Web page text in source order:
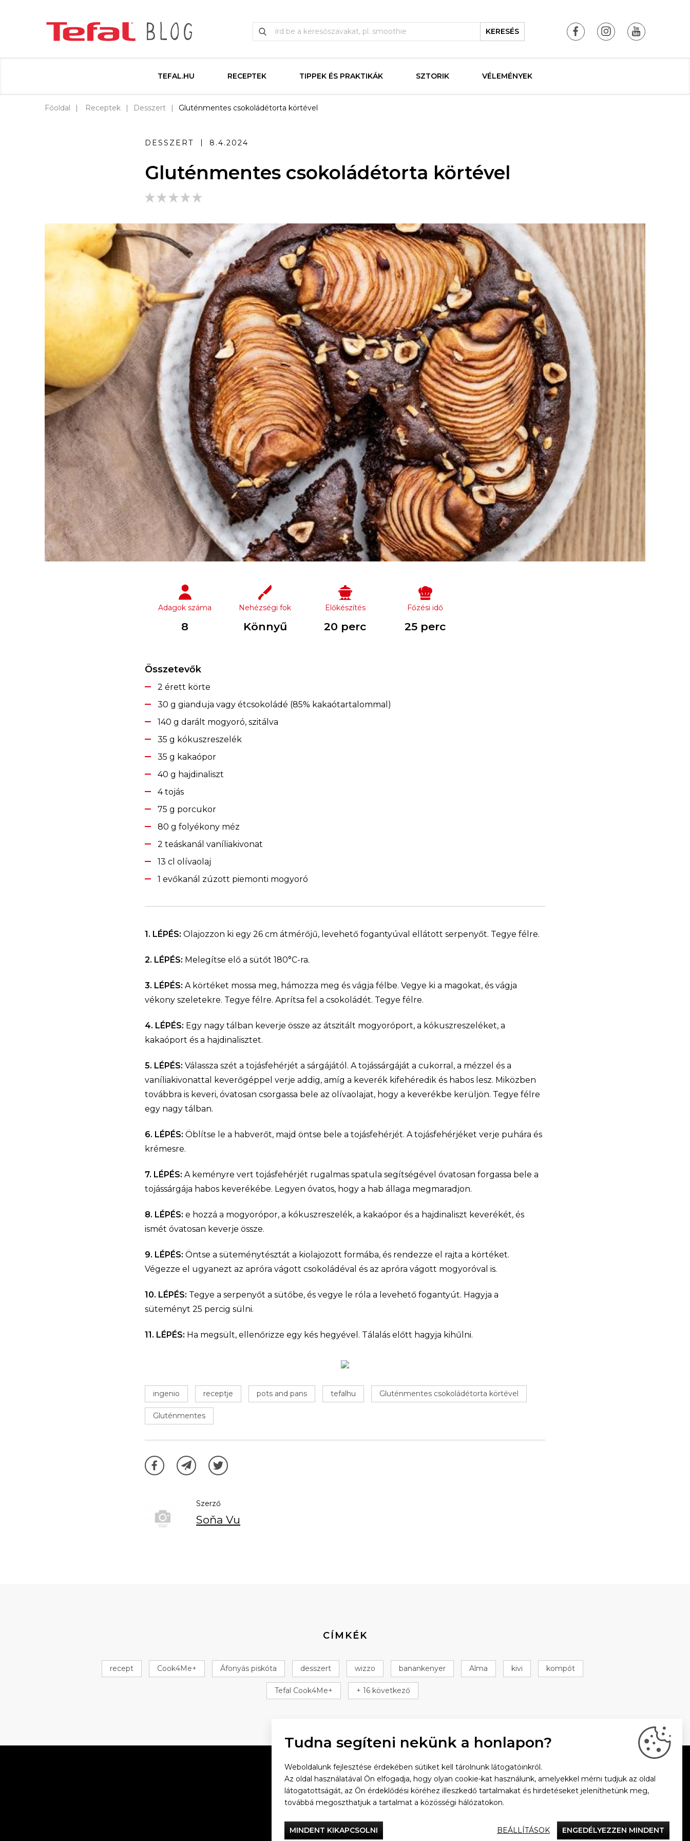
KERESÉS
TEFAL.HU RECEPTEK TIPPEK ÉS PRAKTIKÁK SZTORIK VÉLEMÉNYEK
Főoldal Receptek Desszert Gluténmentes csokoládétorta körtével
DESSZERT 8.4.2024
Gluténmentes csokoládétorta körtével
Adagok száma
8
Nehézségi fok
Könnyű
Előkészítés
20 perc
Főzési idő
25 perc
Összetevők
2 érett körte
30 g gianduja vagy étcsokoládé (85% kakaótartalommal)
140 g darált mogyoró, szitálva
35 g kókuszreszelék
35 g kakaópor
40 g hajdinaliszt
4 tojás
75 g porcukor
80 g folyékony méz
2 teáskanál vaníliakivonat
13 cl olívaolaj
1 evőkanál zúzott piemonti mogyoró
1. LÉPÉS: Olajozzon ki egy 26 cm átmérőjű, levehető fogantyúval ellátott serpenyőt. Tegye félre.
2. LÉPÉS: Melegítse elő a sütőt 180°C-ra.
3. LÉPÉS: A körtéket mossa meg, hámozza meg és vágja félbe. Vegye ki a magokat, és vágja
vékony szeletekre. Tegye félre. Aprítsa fel a csokoládét. Tegye félre.
4. LÉPÉS: Egy nagy tálban keverje össze az átszitált mogyoróport, a kókuszreszeléket, a
kakaóport és a hajdinalisztet.
5. LÉPÉS: Válassza szét a tojásfehérjét a sárgájától. A tojássárgáját a cukorral, a mézzel és a
vaníliakivonattal keverőgéppel verje addig, amíg a keverék kifehéredik és habos lesz. Miközben
továbbra is keveri, óvatosan csorgassa bele az olívaolajat, hogy a keverékbe kerüljön. Tegye félre
egy nagy tálban.
6. LÉPÉS: Öblítse le a habverőt, majd öntse bele a tojásfehérjét. A tojásfehérjéket verje puhára és
krémesre.
7. LÉPÉS: A keményre vert tojásfehérjét rugalmas spatula segítségével óvatosan forgassa bele a
tojássárgája habos keverékébe. Legyen óvatos, hogy a hab állaga megmaradjon.
8. LÉPÉS: e hozzá a mogyorópor, a kókuszreszelék, a kakaópor és a hajdinaliszt keverékét, és
ismét óvatosan keverje össze.
9. LÉPÉS: Öntse a süteménytésztát a kiolajozott formába, és rendezze el rajta a körtéket.
Végezze el ugyanezt az apróra vágott csokoládéval és az apróra vágott mogyoróval is.
10. LÉPÉS: Tegye a serpenyőt a sütőbe, és vegye le róla a levehető fogantyút. Hagyja a
süteményt 25 percig sülni.
11. LÉPÉS: Ha megsült, ellenőrizze egy kés hegyével. Tálalás előtt hagyja kihűlni.
ingenio receptje pots and pans tefalhu Gluténmentes csokoládétorta körtével
Gluténmentes
Szerző
Soňa Vu
CÍMKÉK
recept Cook4Me+ Áfonyás piskóta desszert wizzo banankenyer Alma kivi kompót
Tefal Cook4Me+ + 16 következő
Vacsorázzunk együtt
Tudna segíteni nekünk a honlapon?
Weboldalunk fejlesztése érdekében sütiket kell tárolnunk látogatóinkról.
Az oldal használatával Ön elfogadja, hogy olyan cookie-kat használunk, amelyekkel mérni tudjuk az oldal
látogatottságát, az Ön érdeklődési köréhez illeszkedő tartalmakat és hirdetéseket jeleníthetünk meg,
továbbá megoszthatjuk a tartalmat a közösségi hálózatokon.
MINDENT KIKAPCSOLNI BEÁLLÍTÁSOK ENGEDÉLYEZZEN MINDENT